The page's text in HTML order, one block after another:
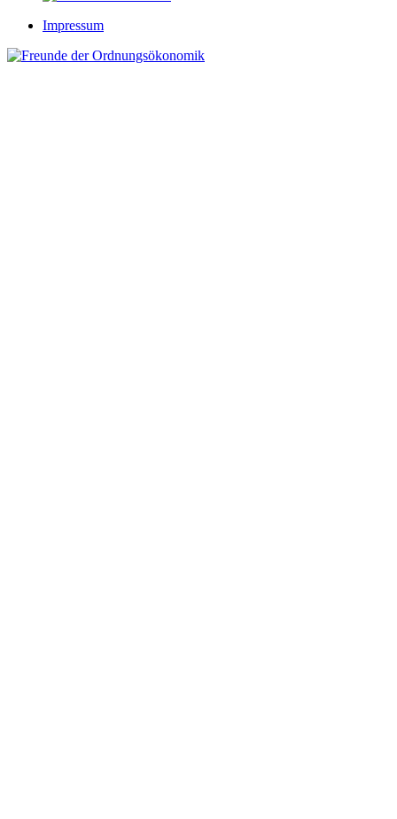
Impressum